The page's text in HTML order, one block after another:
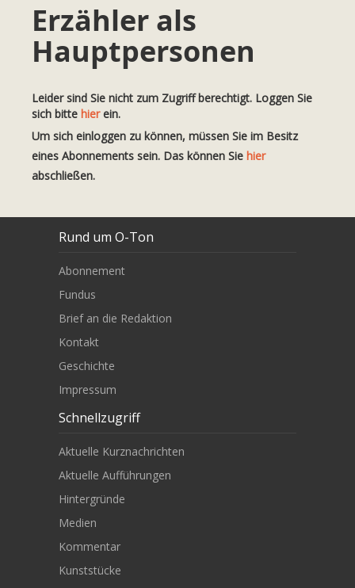
Erzähler als
Hauptpersonen
Leider sind Sie nicht zum Zugriff berechtigt. Loggen Sie
sich bitte hierein.
Um sich einloggen zu können, müssen Sie im Besitz
eines Abonnements sein. Das können Sie hier
abschließen.
Rund um O-Ton
Abonnement
Fundus
Brief an die Redaktion
Kontakt
Geschichte
Impressum
Schnellzugriff
Aktuelle Kurznachrichten
Aktuelle Aufführungen
Hintergründe
Medien
Kommentar
Kunststücke